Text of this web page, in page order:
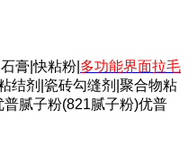
膏|快粘粉| 多功能界面拉毛
结剂|瓷砖勾缝剂|聚合物粘
腻子粉(821腻子粉)优普